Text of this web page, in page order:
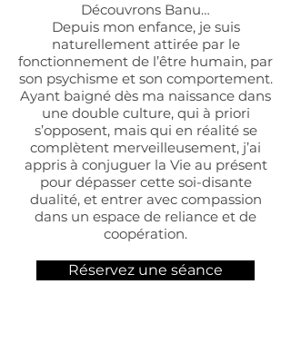
Découvrons Banu…
Depuis mon enfance, je suis
naturellement attirée par le
fonctionnement de l’être humain, par
son psychisme et son comportement.
Ayant baigné dès ma naissance dans
une double culture, qui à priori
s’opposent, mais qui en réalité se
complètent merveilleusement, j’ai
appris à conjuguer la Vie au présent
pour dépasser cette soi-disante
dualité, et entrer avec compassion
dans un espace de reliance et de
coopération.
Réservez une séance